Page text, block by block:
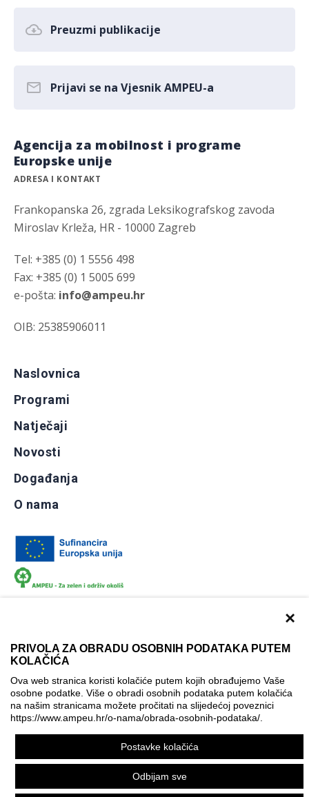
×
PRIVOLA ZA OBRADU OSOBNIH PODATAKA PUTEM
KOLAČIĆA
Ova web stranica koristi kolačiće putem kojih obrađujemo Vaše
osobne podatke. Više o obradi osobnih podataka putem kolačića
na našim stranicama možete pročitati na slijedećoj poveznici
https://www.ampeu.hr/o-nama/obrada-osobnih-podataka/
Postavke kolačića
Odbijam sve
Preuzmi publikacije
Prijavi se na Vjesnik AMPEU-a
Agencija za mobilnost i programe
Europske unije
ADRESA I KONTAKT
Frankopanska 26, zgrada Leksikografskog zavoda
Miroslav Krleža, HR - 10000 Zagreb
Tel: +385 (0) 1 5556 498
Fax: +385 (0) 1 5005 699
e-pošta: info@ampeu.hr
OIB: 25385906011
Naslovnica
Programi
Natječaji
Novosti
Događanja
O nama
Izjava o pristupačnosti
Politika korištenja kolačića
Postavke kolačića
Ova mrežna stranica je ostvarena uz financijsku potporu
Europske komisije. Ona izražava isključivo stajalište autora
mrežne stranice i Komisija se ne može smatrati odgovornom